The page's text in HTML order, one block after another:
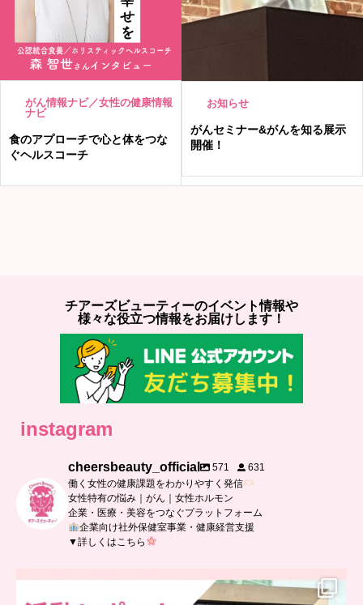
がん情報ナビ／女性の健康情報
ナビ
食のアプローチで心と体をつな
ぐヘルスコーチ
お知らせ
がんセミナー&がんを知る展示
開催！
チアーズビューティーのイベント情報や
様々な役立つ情報をお届けします！
instagram
cheersbeauty_official 571
631
働く女性の健康課題をわかりやすく発信
女性特有の悩み｜がん｜女性ホルモン
企業・医療・美容をつなぐプラットフォーム
企業向け社外保健室事業・健康経営支援
▼詳しくはこちら
..
日本抗加齢医学会に参加しました